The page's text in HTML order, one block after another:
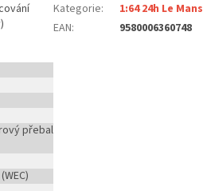
přebal
Kategorie:
1:64 24h Le Mans
EAN: 9580006360748